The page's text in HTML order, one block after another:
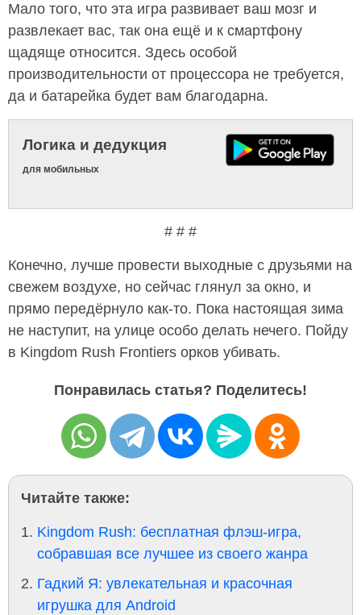
Мало того, что эта игра развивает ваш мозг и
развлекает вас, так она ещё и к смартфону
щадяще относится. Здесь особой
производительности от процессора не требуется,
да и батарейка будет вам благодарна.
Логика и дедукция
для мобильных
# # #
Конечно, лучше провести выходные с друзьями на
свежем воздухе, но сейчас глянул за окно, и
прямо передёрнуло как-то. Пока настоящая зима
не наступит, на улице особо делать нечего. Пойду
в Kingdom Rush Frontiers орков убивать.
Понравилась статья? Поделитесь!
Читайте также:
Kingdom Rush: бесплатная флэш-игра,
собравшая все лучшее из своего жанра
Гадкий Я: увлекательная и красочная
игрушка для Android